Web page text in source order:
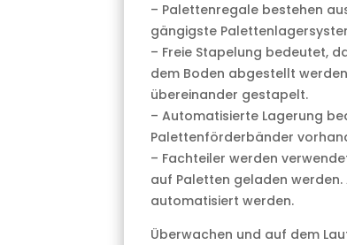
– Palettenregale bestehen
gängigste
– Freie Stapelung bedeutet,
dem Boden abgestellt
übereinander gestapelt.
– Automatisierte Lagerung
Palettenförderbänder
– Fachteiler werden
auf Paletten geladen
automatisiert werden.
Überwachen und auf dem